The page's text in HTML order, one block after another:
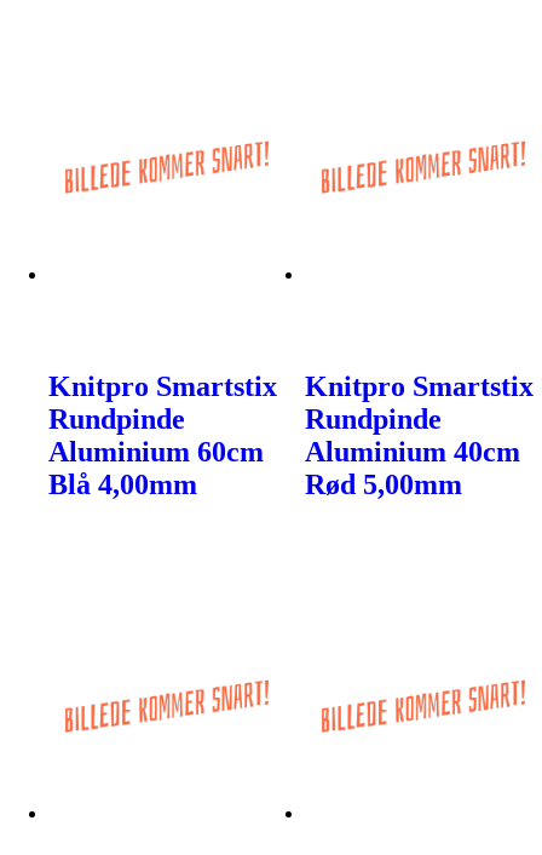
Knitpro Smartstix
Rundpinde
Aluminium 60cm
Blå 4,00mm
Knitpro Smartstix
Rundpinde
Aluminium 40cm
Rød 5,00mm